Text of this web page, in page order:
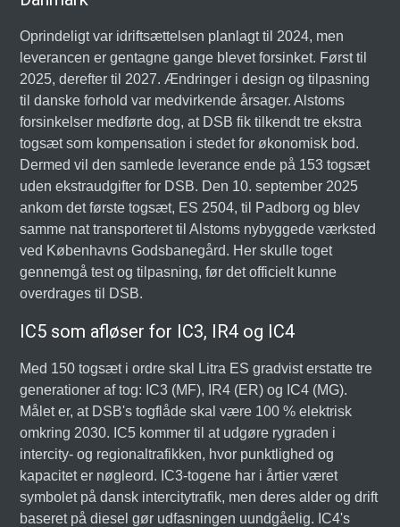
Oprindeligt var idriftsættelsen planlagt til 2024, men
leverancen er gentagne gange blevet forsinket. Først til
2025, derefter til 2027. Ændringer i design og tilpasning
til danske forhold var medvirkende årsager. Alstoms
forsinkelser medførte dog, at DSB fik tilkendt tre ekstra
togsæt som kompensation i stedet for økonomisk bod.
Dermed vil den samlede leverance ende på 153 togsæt
uden ekstraudgifter for DSB. Den 10. september 2025
ankom det første togsæt, ES 2504, til Padborg og blev
samme nat transporteret til Alstoms nybyggede værksted
ved Københavns Godsbanegård. Her skulle toget
gennemgå test og tilpasning, før det officielt kunne
overdrages til DSB.
IC5 som afløser for IC3, IR4 og IC4
Med 150 togsæt i ordre skal Litra ES gradvist erstatte tre
generationer af tog: IC3 (MF), IR4 (ER) og IC4 (MG).
Målet er, at DSB's togflåde skal være 100 % elektrisk
omkring 2030. IC5 kommer til at udgøre rygraden i
intercity- og regionaltrafikken, hvor punktlighed og
kapacitet er nøgleord. IC3-togene har i årtier været
symbolet på dansk intercitytrafik, men deres alder og drift
baseret på diesel gør udfasningen uundgåelig. IC4's